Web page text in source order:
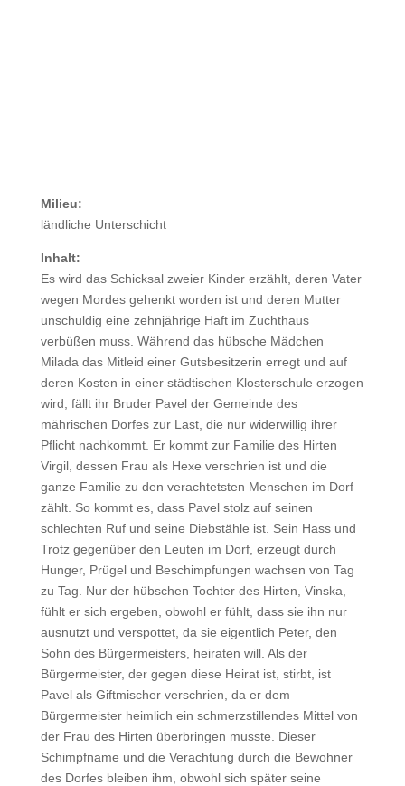
Milieu:
ländliche Unterschicht
Inhalt:
Es wird das Schicksal zweier Kinder erzählt, deren Vater
wegen Mordes gehenkt worden ist und deren Mutter
unschuldig eine zehnjährige Haft im Zuchthaus
verbüßen muss. Während das hübsche Mädchen
Milada das Mitleid einer Gutsbesitzerin erregt und auf
deren Kosten in einer städtischen Klosterschule erzogen
wird, fällt ihr Bruder Pavel der Gemeinde des
mährischen Dorfes zur Last, die nur widerwillig ihrer
Pflicht nachkommt. Er kommt zur Familie des Hirten
Virgil, dessen Frau als Hexe verschrien ist und die
ganze Familie zu den verachtetsten Menschen im Dorf
zählt. So kommt es, dass Pavel stolz auf seinen
schlechten Ruf und seine Diebstähle ist. Sein Hass und
Trotz gegenüber den Leuten im Dorf, erzeugt durch
Hunger, Prügel und Beschimpfungen wachsen von Tag
zu Tag. Nur der hübschen Tochter des Hirten, Vinska,
fühlt er sich ergeben, obwohl er fühlt, dass sie ihn nur
ausnutzt und verspottet, da sie eigentlich Peter, den
Sohn des Bürgermeisters, heiraten will. Als der
Bürgermeister, der gegen diese Heirat ist, stirbt, ist
Pavel als Giftmischer verschrien, da er dem
Bürgermeister heimlich ein schmerzstillendes Mittel von
der Frau des Hirten überbringen musste. Dieser
Schimpfname und die Verachtung durch die Bewohner
des Dorfes bleiben ihm, obwohl sich später seine